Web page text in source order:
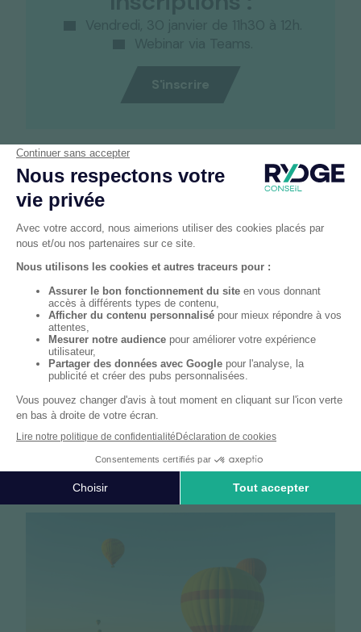
Vendredi, 30 janvier de 11h30 à 12h.
Webinar via Teams.
S'inscrire
Intervenants
Sandrine Colpo, Consultante Ressources
Humaines
Nos événements et nos articles
Découvrez nos
événementsetarticles
Voir plus